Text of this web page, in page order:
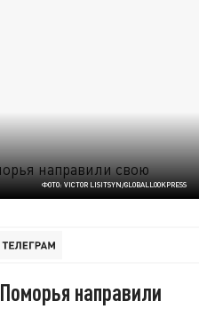
ФОТО: VICTOR LISITSYN/GLOBALLOOKPRESS
направили